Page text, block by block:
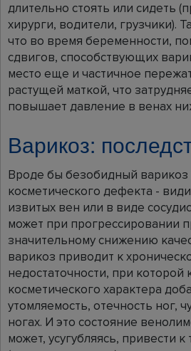
длительно стоять или сидеть
хирурги, водители, грузчики).
что во время беременности,
сдвигов, способствующих
место еще и частичное
растущей маткой, что
повышает давление в венах
Варикоз:
Вроде бы безобидный варикоз
косметического дефекта -
извитых вен или в виде
может при прогрессировании
значительному снижению
варикоз приводит к
недостаточности, при которой
косметического характера
утомляемость, отечность ног,
ногах. И это состояние
может, усугубляясь, привести